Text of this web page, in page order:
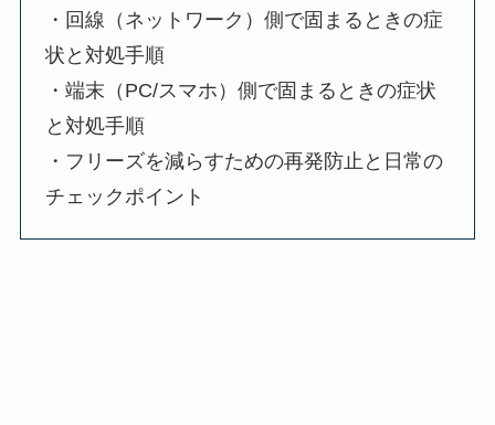
・回線（ネットワーク）側で固まるときの症
状と対処手順
・端末（PC/スマホ）側で固まるときの症状
と対処手順
・フリーズを減らすための再発防止と日常の
チェックポイント